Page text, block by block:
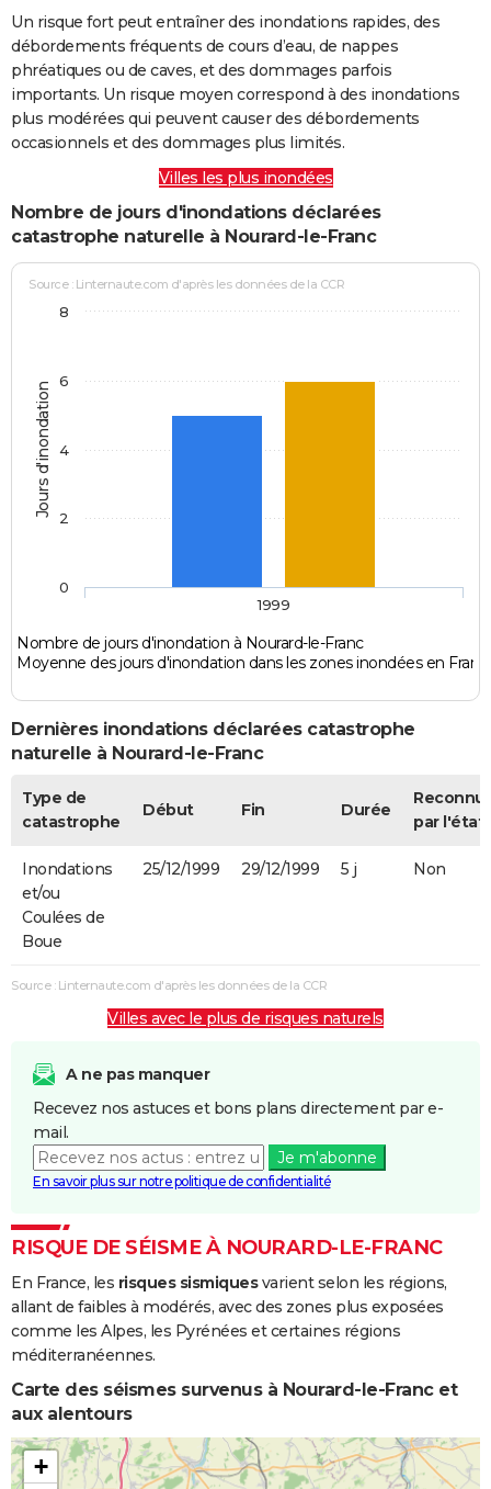
Un risque fort peut entraîner des inondations rapides, des
débordements fréquents de cours d’eau, de nappes
phréatiques ou de caves, et des dommages parfois
importants. Un risque moyen correspond à des inondations
plus modérées qui peuvent causer des débordements
occasionnels et des dommages plus limités.
Villes les plus inondées
Nombre de jours d'inondations déclarées
catastrophe naturelle à Nourard-le-Franc
Jours d'inondation
Source : Linternaute.com d'après les données de la CCR
Nombre de jours d'inondation à Nourard-le-Franc
Moyenne des jours d'inondation dans les zones inondées en
1999
0
2
4
6
8
Dernières inondations déclarées catastrophe
naturelle à Nourard-le-Franc
Type de
catastrophe
Début Fin Durée
par l'état
Inondations
et/ou
Coulées de
Boue
25/12/1999 29/12/1999 5 j Non
Source : Linternaute.com d'après les données de la CCR
Villes avec le plus de risques naturels
A ne pas manquer
Recevez nos astuces et bons plans directement par e-
mail.
Je m'abonne
En savoir plus sur notre politique de confidentialité
RISQUE DE SÉISME À NOURARD-LE-FRANC
En France, les risques sismiquesvarient selon les régions,
allant de faibles à modérés, avec des zones plus exposées
comme les Alpes, les Pyrénées et certaines régions
méditerranéennes.
Carte des séismes survenus à Nourard-le-Franc et
aux alentours
+